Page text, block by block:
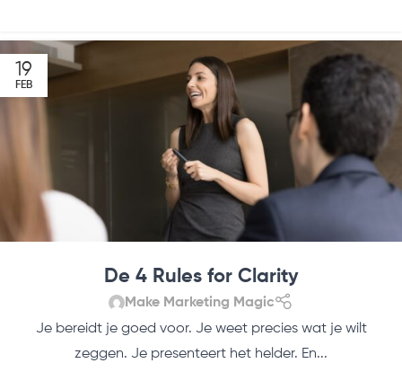
19
FEB
De 4 Rules for Clarity
Make Marketing Magic
Je bereidt je goed voor. Je weet precies wat je wilt
zeggen. Je presenteert het helder. En...